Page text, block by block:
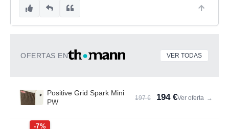
OFERTAS EN VER TODAS
Positive Grid Spark Mini
PW
197 € 194 €Ver oferta →
-7%